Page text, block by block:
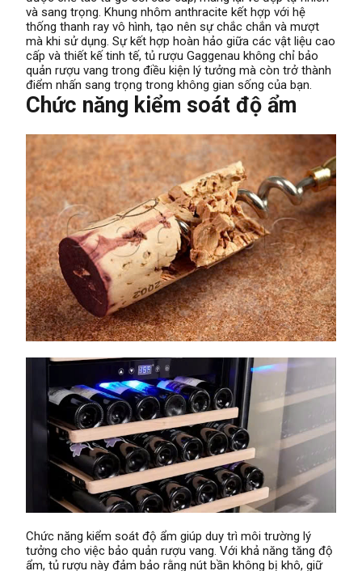
và sang trọng. Khung nhôm anthracite kết hợp với hệ
thống thanh ray vô hình, tạo nên sự chắc chắn và mượt
mà khi sử dụng. Sự kết hợp hoàn hảo giữa các vật liệu cao
cấp và thiết kế tinh tế, tủ rượu Gaggenau không chỉ bảo
quản rượu vang trong điều kiện lý tưởng mà còn trở thành
điểm nhấn sang trọng trong không gian sống của bạn.
Chức năng kiểm soát độ ẩm
Chức năng kiểm soát độ ẩm giúp duy trì môi trường lý
tưởng cho việc bảo quản rượu vang. Với khả năng tăng độ
ẩm, tủ rượu này đảm bảo rằng nút bần không bị khô, giữ